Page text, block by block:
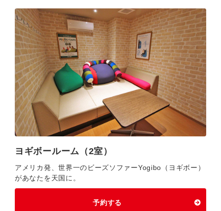
ヨギボールーム（2室）
アメリカ発、世界一のビーズソファーYogibo（ヨギボー）
があなたを天国に。
予約する